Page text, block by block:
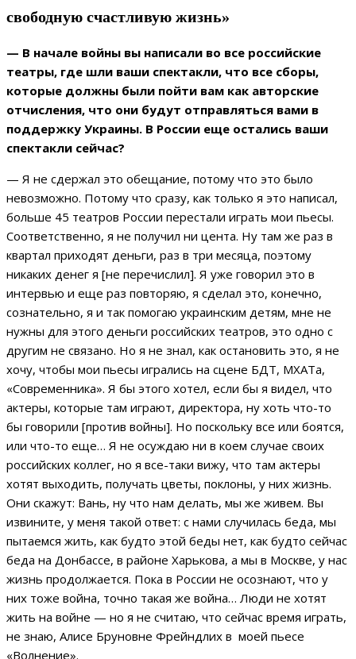
свободную счастливую жизнь»
— В начале войны вы написали во все российские
театры, где шли ваши спектакли, что все сборы,
которые должны были пойти вам как авторские
отчисления, что они будут отправляться вами в
поддержку Украины. В России еще остались ваши
спектакли сейчас?
— Я не сдержал это обещание, потому что это было
невозможно. Потому что сразу, как только я это написал,
больше 45 театров России перестали играть мои пьесы.
Соответственно, я не получил ни цента. Ну там же раз в
квартал приходят деньги, раз в три месяца, поэтому
никаких денег я [не перечислил]. Я уже говорил это в
интервью и еще раз повторяю, я сделал это, конечно,
сознательно, я и так помогаю украинским детям, мне не
нужны для этого деньги российских театров, это одно с
другим не связано. Но я не знал, как остановить это, я не
хочу, чтобы мои пьесы игрались на сцене БДТ, МХАТа,
«Современника». Я бы этого хотел, если бы я видел, что
актеры, которые там играют, директора, ну хоть что-то
бы говорили [против войны]. Но поскольку все или боятся,
или что-то еще… Я не осуждаю ни в коем случае своих
российских коллег, но я все-таки вижу, что там актеры
хотят выходить, получать цветы, поклоны, у них жизнь.
Они скажут: Вань, ну что нам делать, мы же живем. Вы
извините, у меня такой ответ: с нами случилась беда, мы
пытаемся жить, как будто этой беды нет, как будто сейчас
беда на Донбассе, в районе Харькова, а мы в Москве, у нас
жизнь продолжается. Пока в России не осознают, что у
них тоже война, точно такая же война… Люди не хотят
жить на войне — но я не считаю, что сейчас время играть,
не знаю, Алисе Бруновне Фрейндлих в моей пьесе
«Волнение».